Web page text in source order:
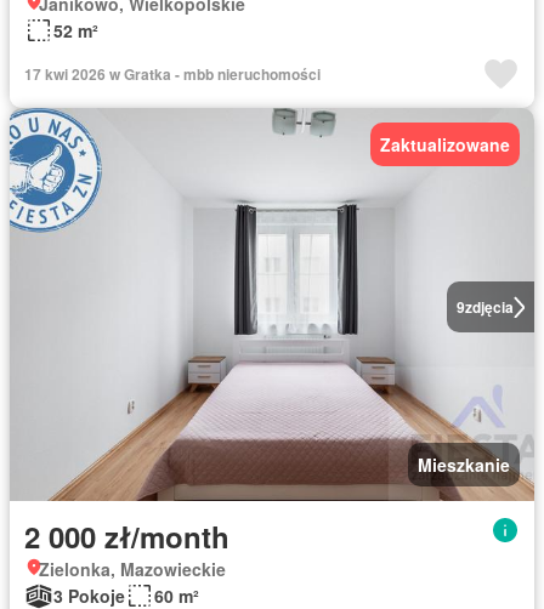
52 m²
17 kwi 2026 w Gratka - mbb nieruchomości
9zdjęcia
Zaktualizowane
Mieszkanie
2 000 zł/month
Zielonka, Mazowieckie
3 Pokoje
60 m²